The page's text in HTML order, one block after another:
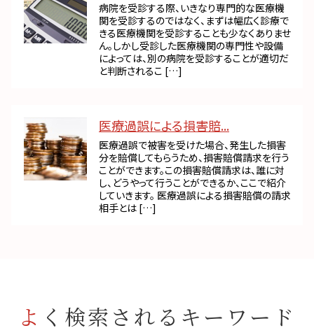
病院を受診する際、いきなり専門的な医療機
関を受診するのではなく、まずは幅広く診療で
きる医療機関を受診することも少なくありませ
ん。しかし受診した医療機関の専門性や設備
によっては、別の病院を受診することが適切だ
と判断されるこ […]
医療過誤による損害賠...
医療過誤で被害を受けた場合、発生した損害
分を賠償してもらうため、損害賠償請求を行う
ことができます。この損害賠償請求は、誰に対
し、どうやって行うことができるか、ここで紹介
していきます。 医療過誤による損害賠償の請求
相手とは […]
よく検索されるキーワード